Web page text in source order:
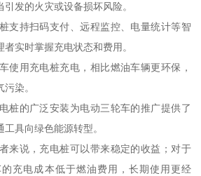
发的火灾或设备损坏风险。
支持扫码支付、远程监控、电量统计等智
实时掌握充电状态和费用。
使用充电桩充电，相比燃油车辆更环保，
染。
桩的广泛安装为电动三轮车的推广提供了
具向绿色能源转型。
来说，充电桩可以带来稳定的收益；对于
充电成本低于燃油费用，长期使用更经